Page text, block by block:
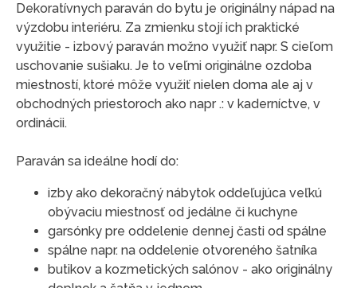
Dekoratívnych paraván do bytu je originálny nápad na
výzdobu interiéru. Za zmienku stojí ich praktické
využitie - izbový paraván možno využiť napr. S cieľom
uschovanie sušiaku. Je to veľmi originálne ozdoba
miestností, ktoré môže využiť nielen doma ale aj v
obchodných priestoroch ako napr .: v kaderníctve, v
ordinácii.
Paraván sa ideálne hodí do:
izby ako dekoračný nábytok oddeľujúca veľkú
obývaciu miestnosť od jedálne či kuchyne
garsónky pre oddelenie dennej časti od spálne
spálne napr. na oddelenie otvoreného šatníka
butikov a kozmetických salónov - ako originálny